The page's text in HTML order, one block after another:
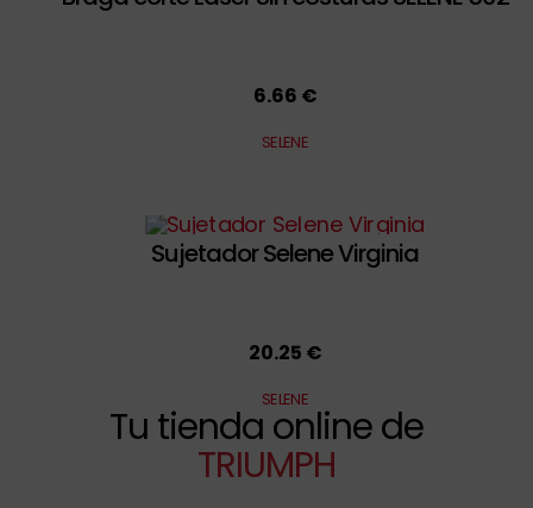
6.66 €
SELENE
Sujetador Selene Virginia
20.25 €
SELENE
Tu tienda online de
TRIUMPH